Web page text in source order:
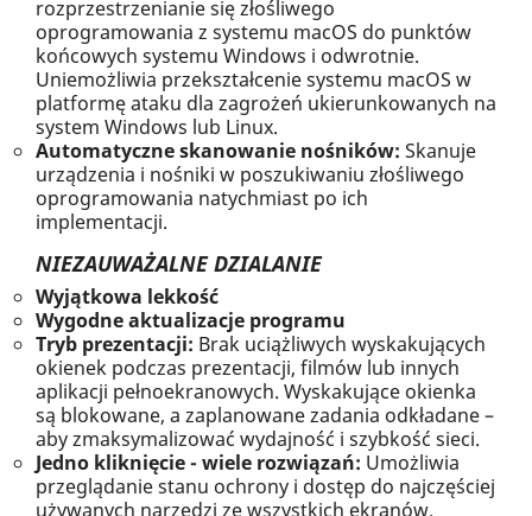
rozprzestrzenianie się złośliwego
oprogramowania z systemu macOS do punktów
końcowych systemu Windows i odwrotnie.
Uniemożliwia przekształcenie systemu macOS w
platformę ataku dla zagrożeń ukierunkowanych na
system Windows lub Linux.
Automatyczne skanowanie nośników: Skanuje
urządzenia i nośniki w poszukiwaniu złośliwego
oprogramowania natychmiast po ich
implementacji.
NIEZAUWAŻALNE DZIALANIE
Wyjątkowa lekkość
Wygodne aktualizacje programu
Tryb prezentacji: Brak uciążliwych wyskakujących
okienek podczas prezentacji, filmów lub innych
aplikacji pełnoekranowych. Wyskakujące okienka
są blokowane, a zaplanowane zadania odkładane –
aby zmaksymalizować wydajność i szybkość sieci.
Jedno kliknięcie - wiele rozwiązań: Umożliwia
przeglądanie stanu ochrony i dostęp do najczęściej
używanych narzędzi ze wszystkich ekranów.